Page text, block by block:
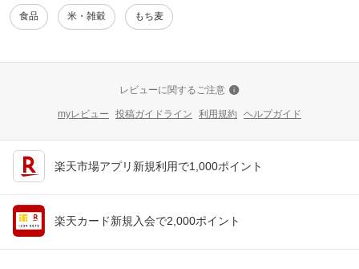
食品 米・雑穀 もち麦
レビューに関するご注意
myレビュー 投稿ガイドライン 利用規約 ヘルプガイド
楽天市場アプリ新規利用で1,000ポイント
楽天カード新規入会で2,000ポイント